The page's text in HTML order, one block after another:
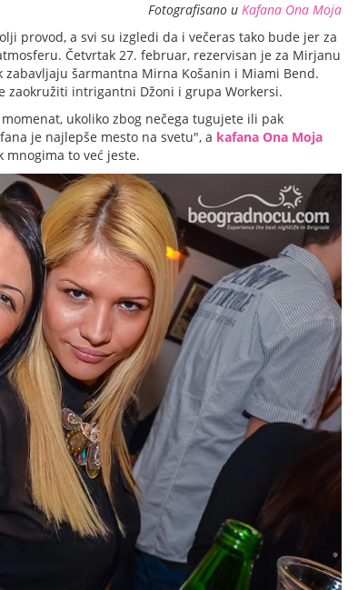
Fotografisano u Kafana Ona Moja
provod, a svi su izgledi da i večeras tako bude jer za
Četvrtak 27. februar, rezervisan je za Mirjanu
zabavljaju šarmantna Mirna Košanin i Miami Bend.
zaokružiti intrigantni Džoni i grupa Workersi.
ukoliko zbog nečega tugujete ili pak
je najlepše mesto na svetu", a kafana Ona Moja
mnogima to već jeste.